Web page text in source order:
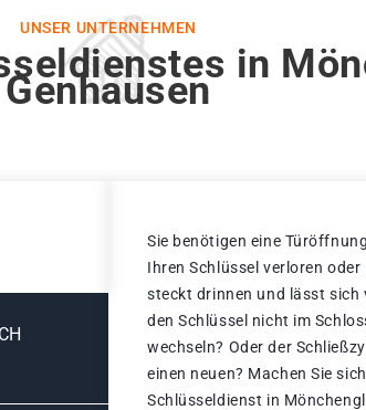
UNSER UNTERNEHMEN
in
Genhausen
Sie benötigen eine
Ihren Schlüssel verloren oder
steckt drinnen und lässt sich
den Schlüssel nicht im
wechseln? Oder der
einen neuen? Machen Sie
Schlüsseldienst in